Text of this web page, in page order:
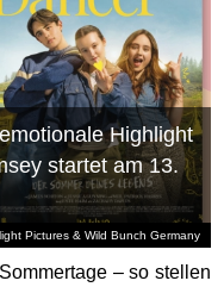
Pictures & Wild Bunch Germany
Highlight
startet am 13.
– so stellen